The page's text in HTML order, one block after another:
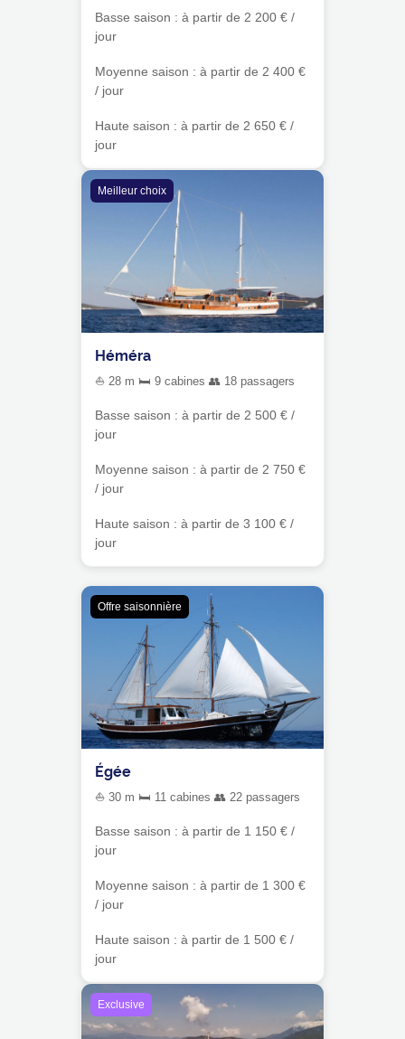
Basse saison : à partir de 2 200 € /
jour
Moyenne saison : à partir de 2 400 €
/ jour
Haute saison : à partir de 2 650 € /
jour
Meilleur choix
Héméra
⛵ 28 m 🛏 9 cabines 👥 18 passagers
Basse saison : à partir de 2 500 € /
jour
Moyenne saison : à partir de 2 750 €
/ jour
Haute saison : à partir de 3 100 € /
jour
Offre saisonnière
Égée
⛵ 30 m 🛏 11 cabines 👥 22 passagers
Basse saison : à partir de 1 150 € /
jour
Moyenne saison : à partir de 1 300 €
/ jour
Haute saison : à partir de 1 500 € /
jour
Exclusive